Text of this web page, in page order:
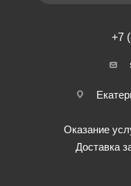
+7
Оказание
Доставка